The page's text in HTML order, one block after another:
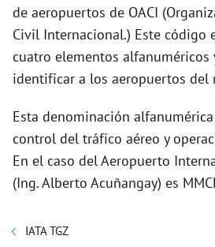
de aeropuertos de OACI
Civil Internacional.) Este código
cuatro elementos alfanuméricos
identificar a los aeropuertos del
Esta denominación
control del tráfico aéreo y
En el caso del Aeropuerto
(Ing. Alberto Acuñangay) es
IATA TGZ